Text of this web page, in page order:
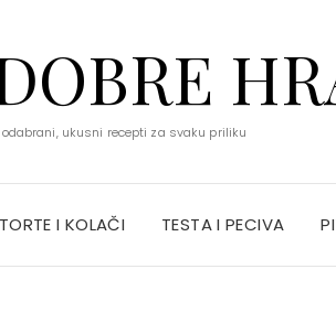
odabrani, ukusni recepti za svaku priliku
TORTE I KOLAČI TESTA I PECIVA